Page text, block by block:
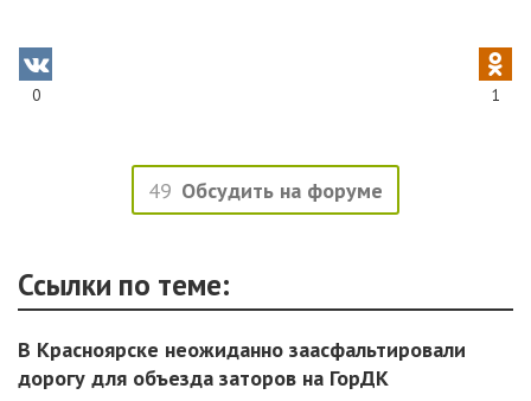
0 1
49 Обсудить на форуме
Ссылки по теме:
В Красноярске неожиданно заасфальтировали
дорогу для объезда заторов на ГорДК